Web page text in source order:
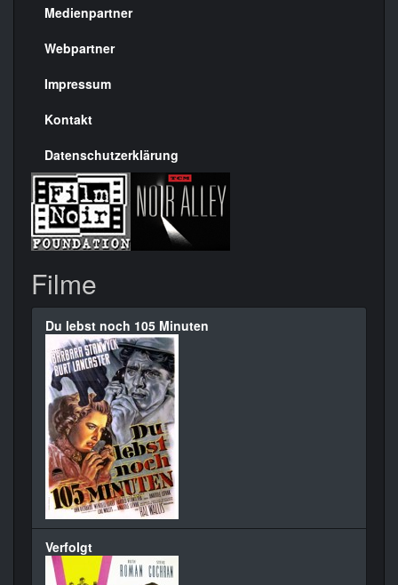
Menülinks
rechte
Seite
Medienpartner
Webpartner
Impressum
Kontakt
Datenschutzerklärung
Filme
Du lebst noch 105 Minuten
Verfolgt